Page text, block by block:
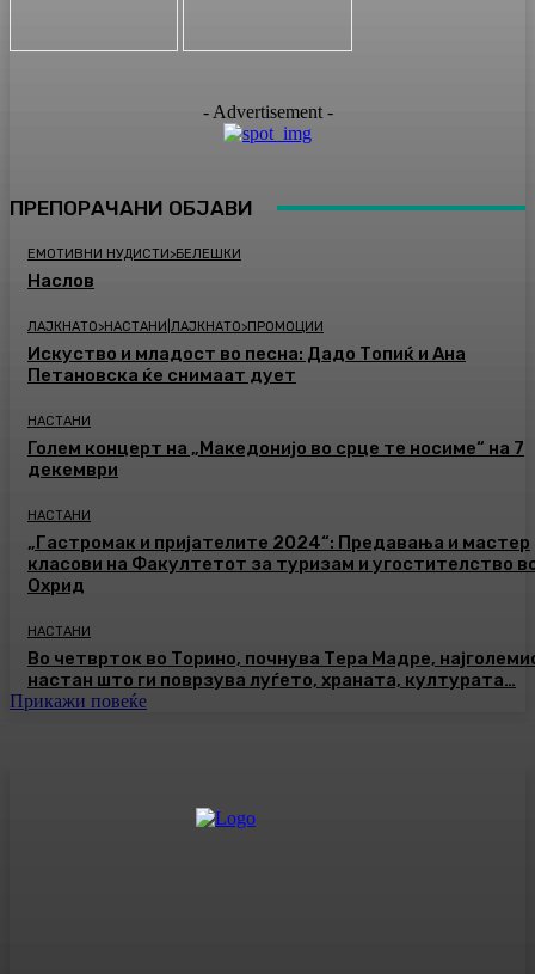
- Advertisement -
ПРЕПОРАЧАНИ ОБЈАВИ
ЕМОТИВНИ НУДИСТИ>БЕЛЕШКИ
Наслов
ЛАЈКНАТО>НАСТАНИ|ЛАЈКНАТО>ПРОМОЦИИ
Искуство и младост во песна: Дадо Топиќ и Ана
Петановска ќе снимаат дует
НАСТАНИ
Голем концерт на „Македонијо во срце те носиме“ на 7
декември
НАСТАНИ
„Гастромак и пријателите 2024“: Предавања и мастер
класови на Факултетот за туризам и угостителство
Охрид
НАСТАНИ
Во четврток во Торино, почнува Тера Мадре,
настан што ги поврзува луѓето, храната, културата…
Прикажи повеќе